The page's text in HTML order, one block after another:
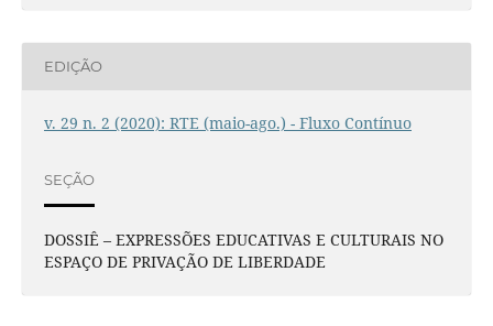
EDIÇÃO
v. 29 n. 2 (2020): RTE (maio-ago.) - Fluxo Contínuo
SEÇÃO
DOSSIÊ – EXPRESSÕES EDUCATIVAS E CULTURAIS NO
ESPAÇO DE PRIVAÇÃO DE LIBERDADE